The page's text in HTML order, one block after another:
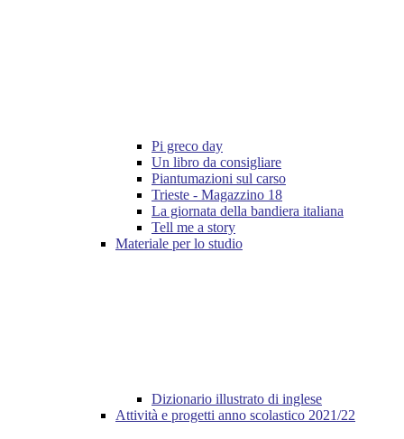
Pi greco day
Un libro da consigliare
Piantumazioni sul carso
Trieste - Magazzino 18
La giornata della bandiera italiana
Tell me a story
Materiale per lo studio
Dizionario illustrato di inglese
Attività e progetti anno scolastico 2021/22